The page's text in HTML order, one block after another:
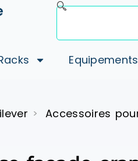
> Accessoires